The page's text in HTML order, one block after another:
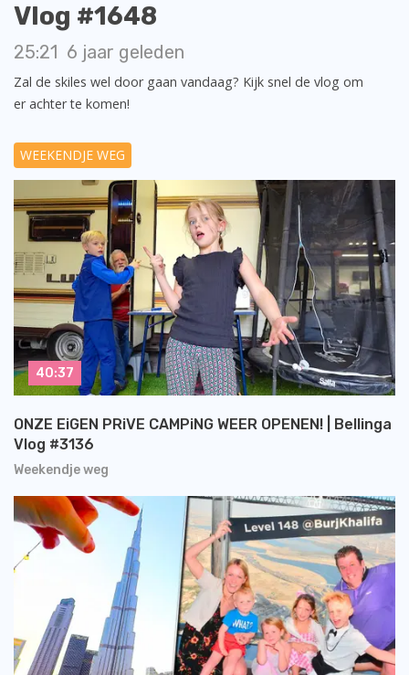
Vlog #1648
25:21 6 jaar geleden
Zal de skiles wel door gaan vandaag? Kijk snel de vlog om
er achter te komen!
WEEKENDJE WEG
Weekendje weg
ONZE EiGEN PRiVE CAMPiNG WEER OPENEN! | Bellinga
Vlog #3136
40:37